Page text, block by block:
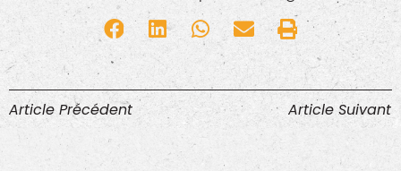
Article Précédent Article Suivant